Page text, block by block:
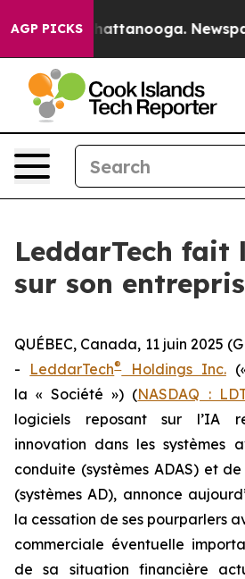
AGP PICKS
in Chattanooga. Newspaper
LeddarTech fait
sur son
QUÉBEC, Canada, 11 juin 2025
- LeddarTech®Holdings Inc.
la « Société ») (NASDAQ :
logiciels reposant sur l’IA
innovation dans les systèmes
conduite (systèmes ADAS) et
(systèmes AD), annonce
la cessation de ses pourparlers
commerciale éventuelle
de sa situation financière